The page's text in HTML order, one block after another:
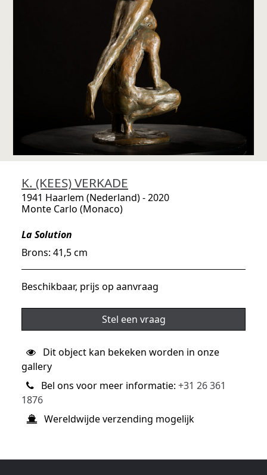
K. (KEES) VERKADE
1941 Haarlem (Nederland) - 2020
Monte Carlo (Monaco)
La Solution
Brons: 41,5 cm
Beschikbaar, prijs op aanvraag
Stel een vraag
Dit object kan bekeken worden in onze
gallery
Bel ons voor meer informatie: +31 26 361
1876
Wereldwijde verzending mogelijk